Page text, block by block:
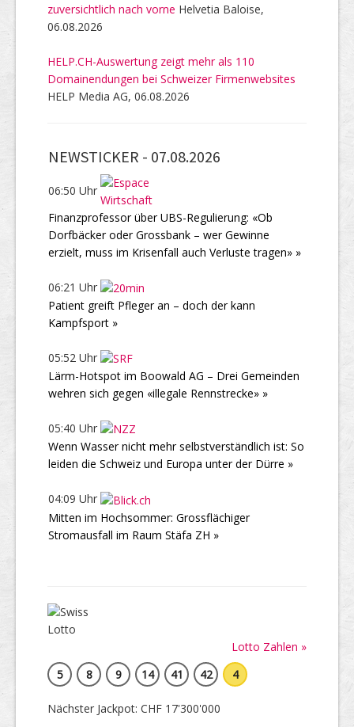
zuversichtlich nach vorne Helvetia Baloise,
06.08.2026
HELP.CH-Auswertung zeigt mehr als 110
Domainendungen bei Schweizer Firmenwebsites
HELP Media AG, 06.08.2026
NEWSTICKER - 07.08.2026
06:50 Uhr
Finanzprofessor über UBS-Regulierung: «Ob
Dorfbäcker oder Grossbank – wer Gewinne
erzielt, muss im Krisenfall auch Verluste tragen» »
06:21 Uhr
Patient greift Pfleger an – doch der kann
Kampfsport »
05:52 Uhr
Lärm-Hotspot im Boowald AG – Drei Gemeinden
wehren sich gegen «illegale Rennstrecke» »
05:40 Uhr
Wenn Wasser nicht mehr selbstverständlich ist: So
leiden die Schweiz und Europa unter der Dürre »
04:09 Uhr
Mitten im Hochsommer: Grossflächiger
Stromausfall im Raum Stäfa ZH »
Lotto Zahlen »
5
8 9 14 41 42 4
Nächster Jackpot: CHF 17'300'000